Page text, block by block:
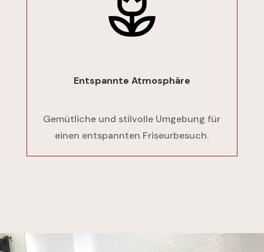
Entspannte Atmosphäre
Gemütliche und stilvolle Umgebung für
einen entspannten Friseurbesuch.